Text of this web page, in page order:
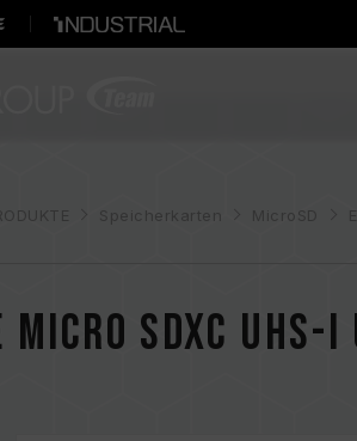
Speicherkarten MicroSD
Micro SDXC